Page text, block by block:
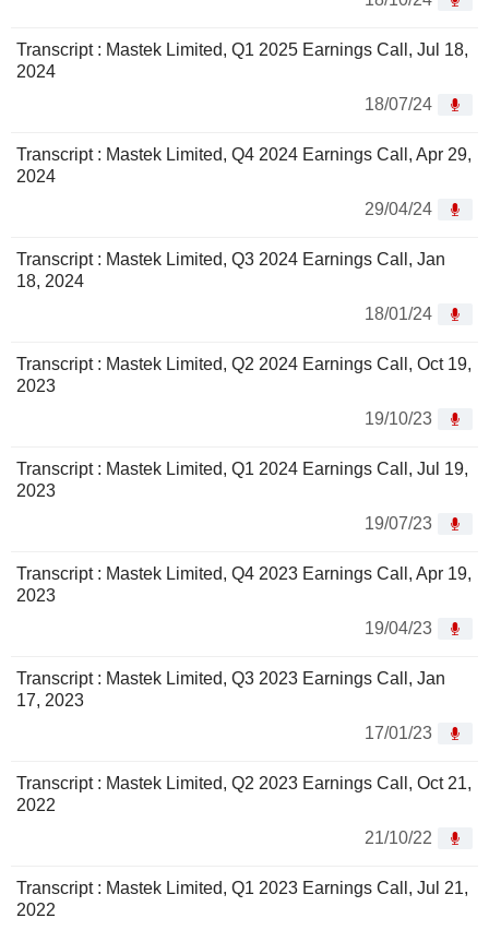
Transcript : Mastek Limited, Q1 2025 Earnings Call, Jul 18,
2024
18/07/24
Transcript : Mastek Limited, Q4 2024 Earnings Call, Apr 29,
2024
29/04/24
Transcript : Mastek Limited, Q3 2024 Earnings Call, Jan
18, 2024
18/01/24
Transcript : Mastek Limited, Q2 2024 Earnings Call, Oct 19,
2023
19/10/23
Transcript : Mastek Limited, Q1 2024 Earnings Call, Jul 19,
2023
19/07/23
Transcript : Mastek Limited, Q4 2023 Earnings Call, Apr 19,
2023
19/04/23
Transcript : Mastek Limited, Q3 2023 Earnings Call, Jan
17, 2023
17/01/23
Transcript : Mastek Limited, Q2 2023 Earnings Call, Oct 21,
2022
21/10/22
Transcript : Mastek Limited, Q1 2023 Earnings Call, Jul 21,
2022